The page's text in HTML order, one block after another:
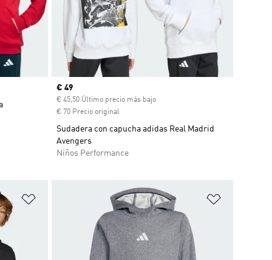
Precio actual
€ 49
€ 45,50 Último precio más bajo
€ 70 Precio original
Sudadera con capucha adidas Real Madrid
Avengers
Niños Performance
Añadir a la lista de deseos